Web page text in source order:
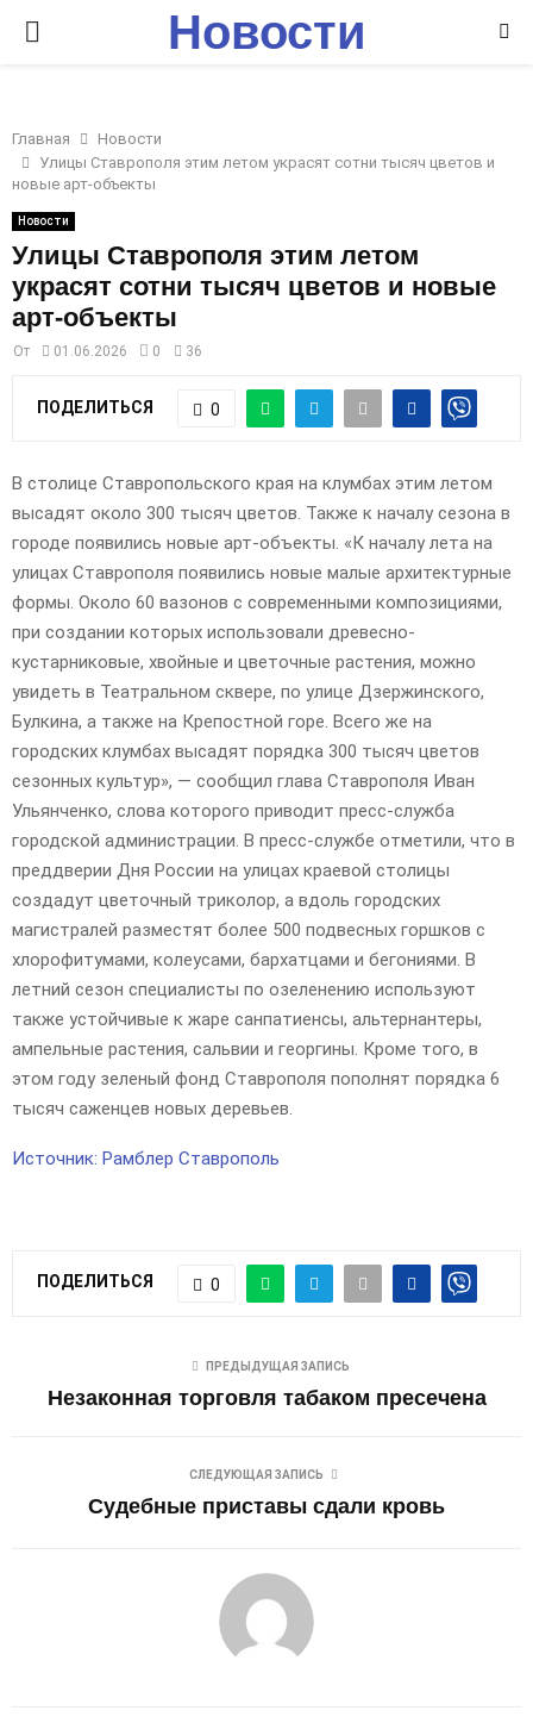
P
I
M
A
R
Y
M
E
N
U
Новости
Главная
Новости
Улицы Ставрополя этим летом украсят сотни тысяч цветов и
новые арт-объекты
Новости
Улицы Ставрополя этим летом
украсят сотни тысяч цветов и новые
арт-объекты
От 01.06.2026 0 36
ПОДЕЛИТЬСЯ 0
В столице Ставропольского края на клумбах этим летом
высадят около 300 тысяч цветов. Также к началу сезона в
городе появились новые арт-объекты. «К началу лета на
улицах Ставрополя появились новые малые архитектурные
формы. Около 60 вазонов с современными композициями,
при создании которых использовали древесно-
кустарниковые, хвойные и цветочные растения, можно
увидеть в Театральном сквере, по улице Дзержинского,
Булкина, а также на Крепостной горе. Всего же на
городских клумбах высадят порядка 300 тысяч цветов
сезонных культур», — сообщил глава Ставрополя Иван
Ульянченко, слова которого приводит пресс-служба
городской администрации. В пресс-службе отметили, что в
преддверии Дня России на улицах краевой столицы
создадут цветочный триколор, а вдоль городских
магистралей разместят более 500 подвесных горшков с
хлорофитумами, колеусами, бархатцами и бегониями. В
летний сезон специалисты по озеленению используют
также устойчивые к жаре санпатиенсы, альтернантеры,
ампельные растения, сальвии и георгины. Кроме того, в
этом году зеленый фонд Ставрополя пополнят порядка 6
тысяч саженцев новых деревьев.
Источник: Рамблер Ставрополь
ПОДЕЛИТЬСЯ 0
ПРЕДЫДУЩАЯ ЗАПИСЬ
Незаконная торговля табаком пресечена
СЛЕДУЮЩАЯ ЗАПИСЬ
Судебные приставы сдали кровь